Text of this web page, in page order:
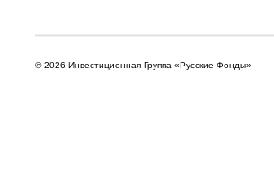
© 2026 Инвестиционная Группа «Русские Фонды»